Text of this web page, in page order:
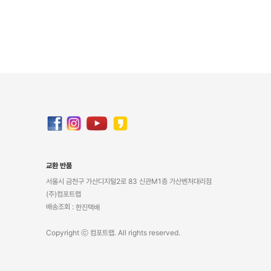
교환 반품
서울시 금천구 가산디지털2로 83 신관M1층 가산벤처대리점
(주)컴포트랩
배송조회 : 한진택배
Copyright ⓒ 컴포트랩. All rights reserved.